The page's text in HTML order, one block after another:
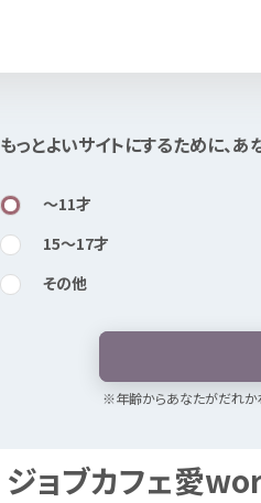
もっとよいサイトにするために、あ
〜11才
15〜17才
その他
※年齢からあなたがだれ
このページは公開情
ジョブカフェ愛